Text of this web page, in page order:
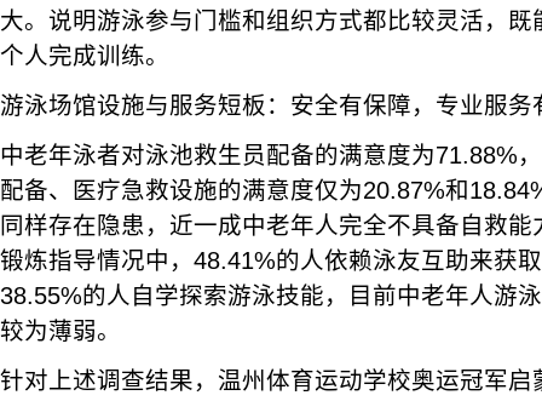
大。说明游泳参与门槛和组织方式都比较灵活，
个人完成训练。
游泳场馆设施与服务短板：安全有保障，专业服务
中老年泳者对泳池救生员配备的满意度为71.88%
配备、医疗急救设施的满意度仅为20.87%和
同样存在隐患，近一成中老年人完全不具备自救
锻炼指导情况中，48.41%的人依赖泳友互助来获
38.55%的人自学探索游泳技能，目前中老年人游
较为薄弱。
针对上述调查结果，温州体育运动学校奥运冠军